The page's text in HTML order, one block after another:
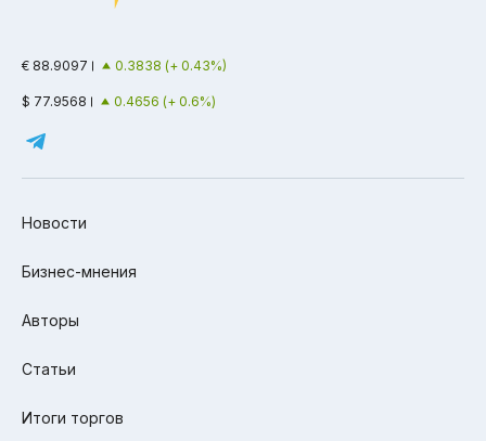
€ 88.9097 0.3838 (+ 0.43%)
$ 77.9568 0.4656 (+ 0.6%)
Новости
Бизнес-мнения
Авторы
Статьи
Итоги торгов